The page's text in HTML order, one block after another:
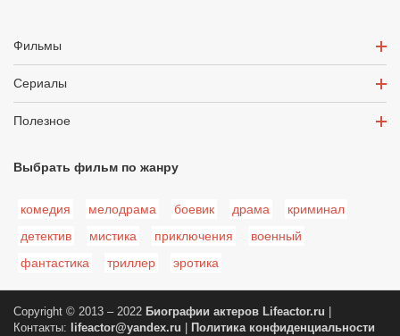
Фильмы
Сериалы
Полезное
Выбрать фильм по жанру
комедия мелодрама боевик драма
криминал
детектив
мистика приключения
военный
фантастика
триллер эротика
Copyright © 2013 – 2022 Биографии актеров Lifeactor.ru
Контакты:
lifeactor@yandex.ru Политика конфиденциальности